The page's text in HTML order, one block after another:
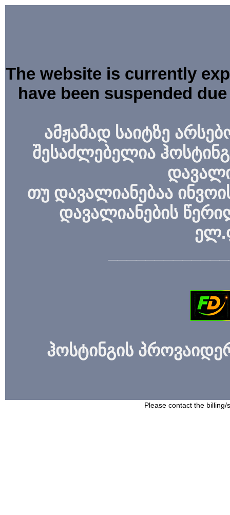
The website is currently
have been suspended
ამჟამად საიტზე
შესაძლებელია
თუ დავალიანებაა
დავალიანების
ჰოსტინგის
Please contact the